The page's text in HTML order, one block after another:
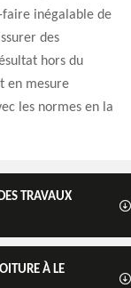
faire inégalable de
des
hors du
en mesure
les normes en la
TRAVAUX
À LE